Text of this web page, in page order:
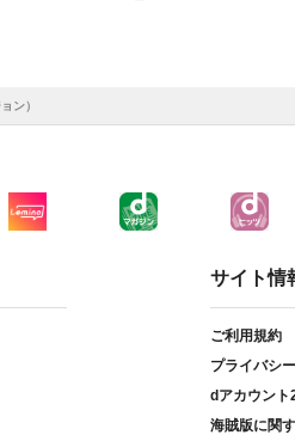
ン）
サイト情
ご利用規約
プライバシ
dアカウント
海賊版に関